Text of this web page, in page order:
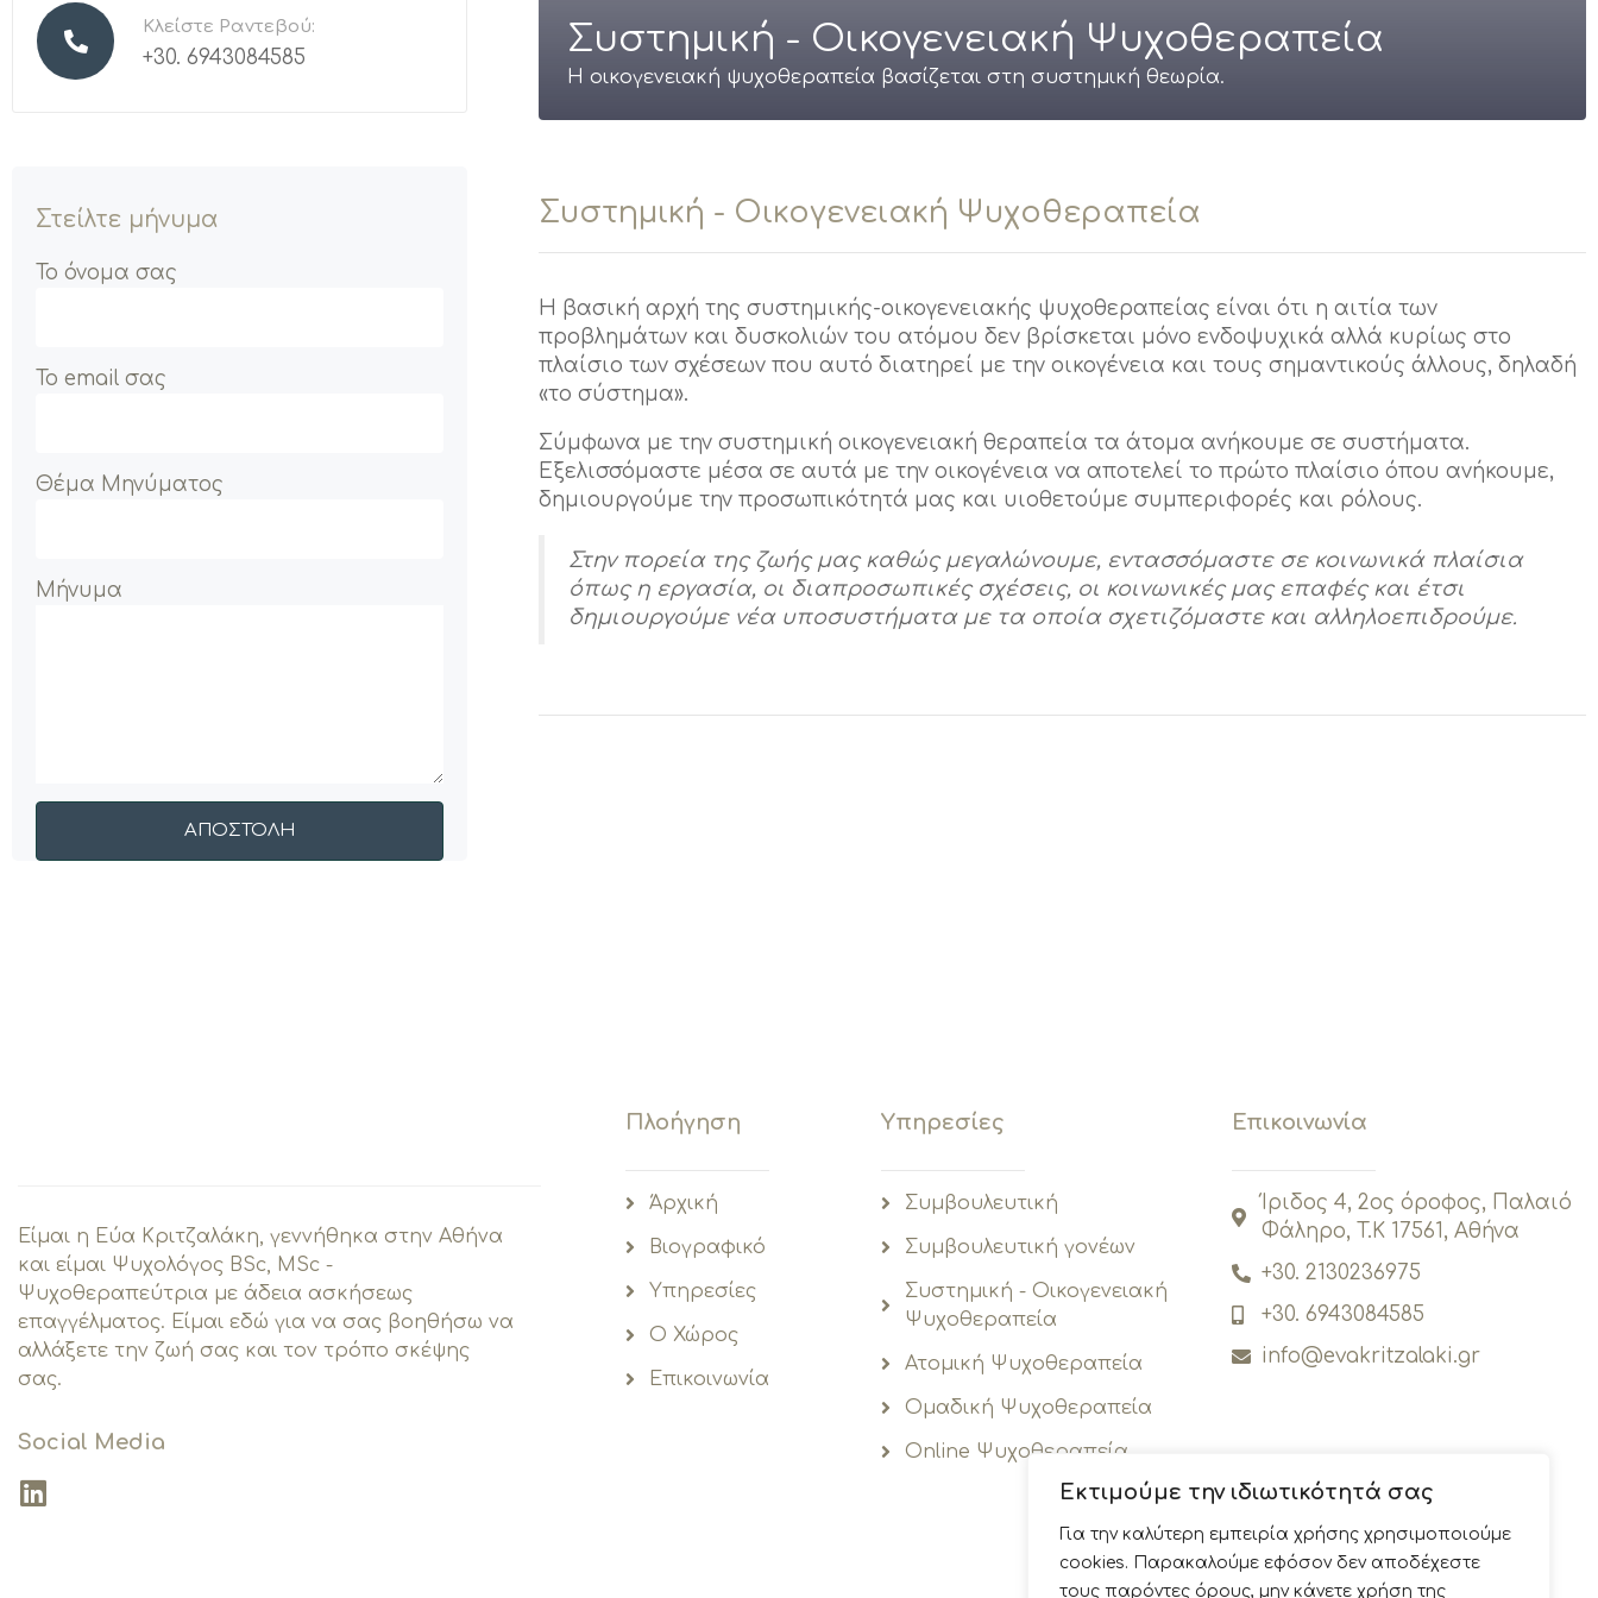
Εκτιμούμε την ιδιωτικότητά σας
Για την καλύτερη εμπειρία χρήσης χρησιμοποιούμε
cookies. Παρακαλούμε εφόσον δεν αποδέχεστε
τους παρόντες όρους, μην κάνετε χρήση της
Κλείστε Ραντεβού:
+30. 6943084585
Στείλτε μήνυμα
Το όνομα σας
Το email σας
Θέμα Μηνύματος
Μήνυμα
Συστημική - Οικογενειακή Ψυχοθεραπεία
Η οικογενειακή ψυχοθεραπεία βασίζεται στη συστημική θεωρία.
Συστημική - Οικογενειακή Ψυχοθεραπεία
Η βασική αρχή της συστημικής-οικογενειακής ψυχοθεραπείας είναι ότι η αιτία των
προβλημάτων και δυσκολιών του ατόμου δεν βρίσκεται μόνο ενδοψυχικά αλλά κυρίως στο
πλαίσιο των σχέσεων που αυτό διατηρεί με την οικογένεια και τους σημαντικούς άλλους, δηλαδή
«το σύστημα».
Σύμφωνα με την συστημική οικογενειακή θεραπεία τα άτομα ανήκουμε σε συστήματα.
Εξελισσόμαστε μέσα σε αυτά με την οικογένεια να αποτελεί το πρώτο πλαίσιο όπου ανήκουμε,
δημιουργούμε την προσωπικότητά μας και υιοθετούμε συμπεριφορές και ρόλους.
Στην πορεία της ζωής μας καθώς μεγαλώνουμε, εντασσόμαστε σε κοινωνικά πλαίσια
όπως η εργασία, οι διαπροσωπικές σχέσεις, οι κοινωνικές μας επαφές και έτσι
δημιουργούμε νέα υποσυστήματα με τα οποία σχετιζόμαστε και αλληλοεπιδρούμε.
Είμαι η Εύα Κριτζαλάκη, γεννήθηκα στην Αθήνα
και είμαι Ψυχολόγος BSc, MSc -
Ψυχοθεραπεύτρια με άδεια ασκήσεως
επαγγέλματος. Είμαι εδώ για να σας βοηθήσω να
αλλάξετε την ζωή σας και τον τρόπο σκέψης
σας.
Social Media
Πλοήγηση
Άρχική
Βιογραφικό
Υπηρεσίες
O Χώρος
Επικοινωνία
Υπηρεσίες
Συμβουλευτική
Συμβουλευτική γονέων
Συστημική - Οικογενειακή
Ψυχοθεραπεία
Ατομική Ψυχοθεραπεία
Ομαδική Ψυχοθεραπεία
Online Ψυχοθεραπεία
Επικοινωνία
Ίριδος 4, 2ος όροφος, Παλαιό
Φάληρο, T.K 17561, Αθήνα
+30. 2130236975
+30. 6943084585
info@evakritzalaki.gr